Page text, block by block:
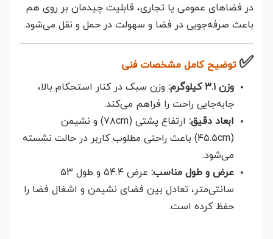
در فضاهای عمومی یا تجاری، قابلیت چیدمان بر روی هم
باعث صرفه‌جویی در فضا و سهولت در حمل و نقل می‌شود.
✅ توضیح کامل مشخصات فنی
وزن ۳.۱ کیلوگرم:
وزن سبک در کنار استحکام بالا،
جابه‌جایی راحت را فراهم می‌کند.
ابعاد دقیق:
ارتفاع پشتی (۷۸cm) و نشیمن
(۴۵.۵cm) باعث راحتی مطلوب کاربر در حالت نشسته
می‌شود.
عرض و طول مناسب:
عرض ۵۴.۴ و طول ۵۳
سانتی‌متر، تعادل بین فضای نشیمن و اشغال فضا را
حفظ کرده است.